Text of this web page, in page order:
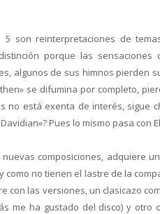
son reinterpretaciones de
porque las
algunos de sus himnos pierden
se difumina por completo,
no está exenta de interés, sigue
Pues lo mismo pasa con
composiciones, adquiere
no tienen el lastre de la
con las versiones, un clasicazo
me ha gustado del disco) y otro